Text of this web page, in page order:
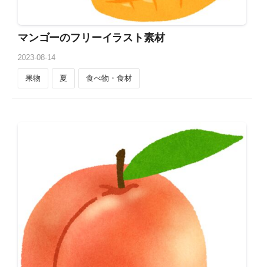
2023-08-14
マンゴーのフリーイラスト素材
果物 夏 食べ物・食材